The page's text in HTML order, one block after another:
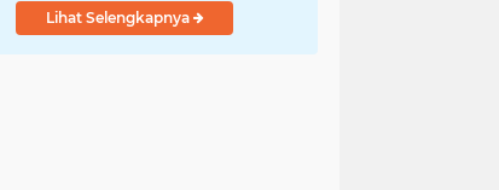
Lihat Selengkapnya